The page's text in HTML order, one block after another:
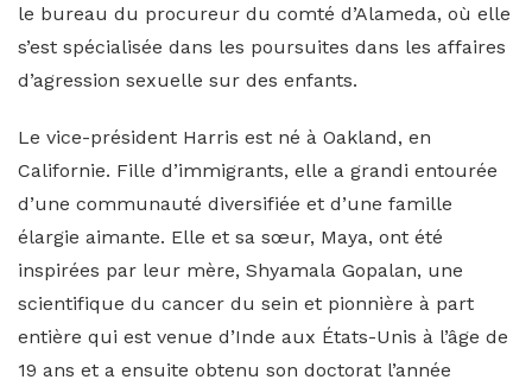
le bureau du procureur du comté d’Alameda, où elle
s’est spécialisée dans les poursuites dans les affaires
d’agression sexuelle sur des enfants.
Le vice-président Harris est né à Oakland, en
Californie. Fille d’immigrants, elle a grandi entourée
d’une communauté diversifiée et d’une famille
élargie aimante. Elle et sa sœur, Maya, ont été
inspirées par leur mère, Shyamala Gopalan, une
scientifique du cancer du sein et pionnière à part
entière qui est venue d’Inde aux États-Unis à l’âge de
19 ans et a ensuite obtenu son doctorat l’année